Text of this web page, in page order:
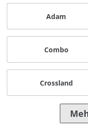
Adam
Combo
Crossland